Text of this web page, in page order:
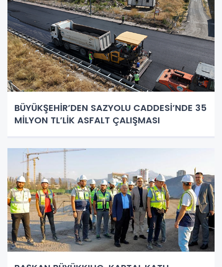
BÜYÜKŞEHİR’DEN SAZYOLU CADDESİ’NDE 35
MİLYON TL’LİK ASFALT ÇALIŞMASI